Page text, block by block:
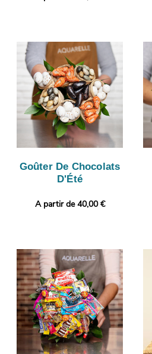
Goûter De Chocolats
D'Été
A partir de 40,00 €